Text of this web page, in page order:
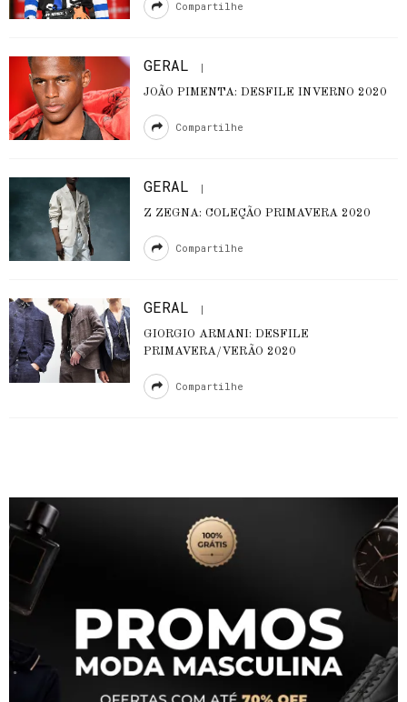
Compartilhe
GERAL
JOÃO PIMENTA: DESFILE INVERNO 2020
Compartilhe
GERAL
Z ZEGNA: COLEÇÃO PRIMAVERA 2020
Compartilhe
GERAL
GIORGIO ARMANI: DESFILE
PRIMAVERA/VERÃO 2020
Compartilhe